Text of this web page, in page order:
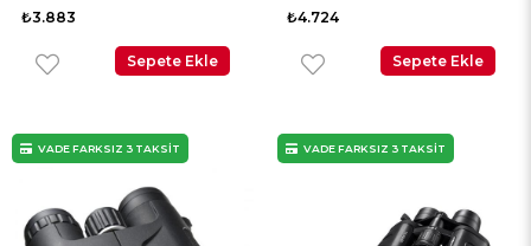
Dürbünü
₺3.883
Sepete Ekle
Dürbünü
₺4.724
Sepete Ekle
VADE FARKSIZ 3 TAKSİT VADE FARKSIZ 3 TAKSİT